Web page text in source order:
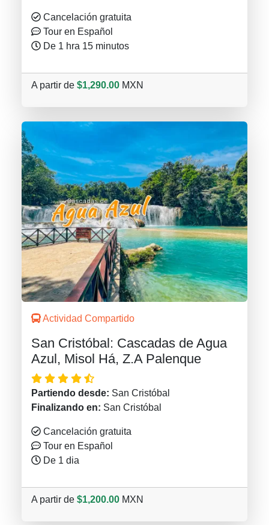
Cancelación gratuita
Tour en Español
De 1 hra 15 minutos
A partir de $1,290.00 MXN
Actividad Compartido
San Cristóbal: Cascadas de Agua
Azul, Misol Há, Z.A Palenque
Partiendo desde: San Cristóbal
Finalizando en: San Cristóbal
Cancelación gratuita
Tour en Español
De 1 dia
A partir de $1,200.00 MXN